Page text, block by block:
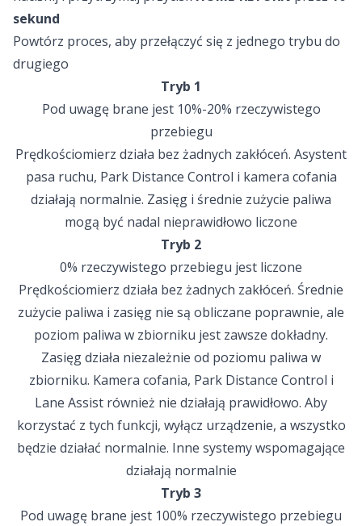
sekund
Powtórz proces, aby przełączyć się z jednego trybu do
drugiego
Tryb 1
Pod uwagę brane jest 10%-20% rzeczywistego
przebiegu
Prędkościomierz działa bez żadnych zakłóceń. Asystent
pasa ruchu, Park Distance Control i kamera cofania
działają normalnie. Zasięg i średnie zużycie paliwa
mogą być nadal nieprawidłowo liczone
Tryb 2
0% rzeczywistego przebiegu jest liczone
Prędkościomierz działa bez żadnych zakłóceń. Średnie
zużycie paliwa i zasięg nie są obliczane poprawnie, ale
poziom paliwa w zbiorniku jest zawsze dokładny.
Zasięg działa niezależnie od poziomu paliwa w
zbiorniku. Kamera cofania, Park Distance Control i
Lane Assist również nie działają prawidłowo. Aby
korzystać z tych funkcji, wyłącz urządzenie, a wszystko
będzie działać normalnie. Inne systemy wspomagające
działają normalnie
Tryb 3
Pod uwagę brane jest 100% rzeczywistego przebiegu